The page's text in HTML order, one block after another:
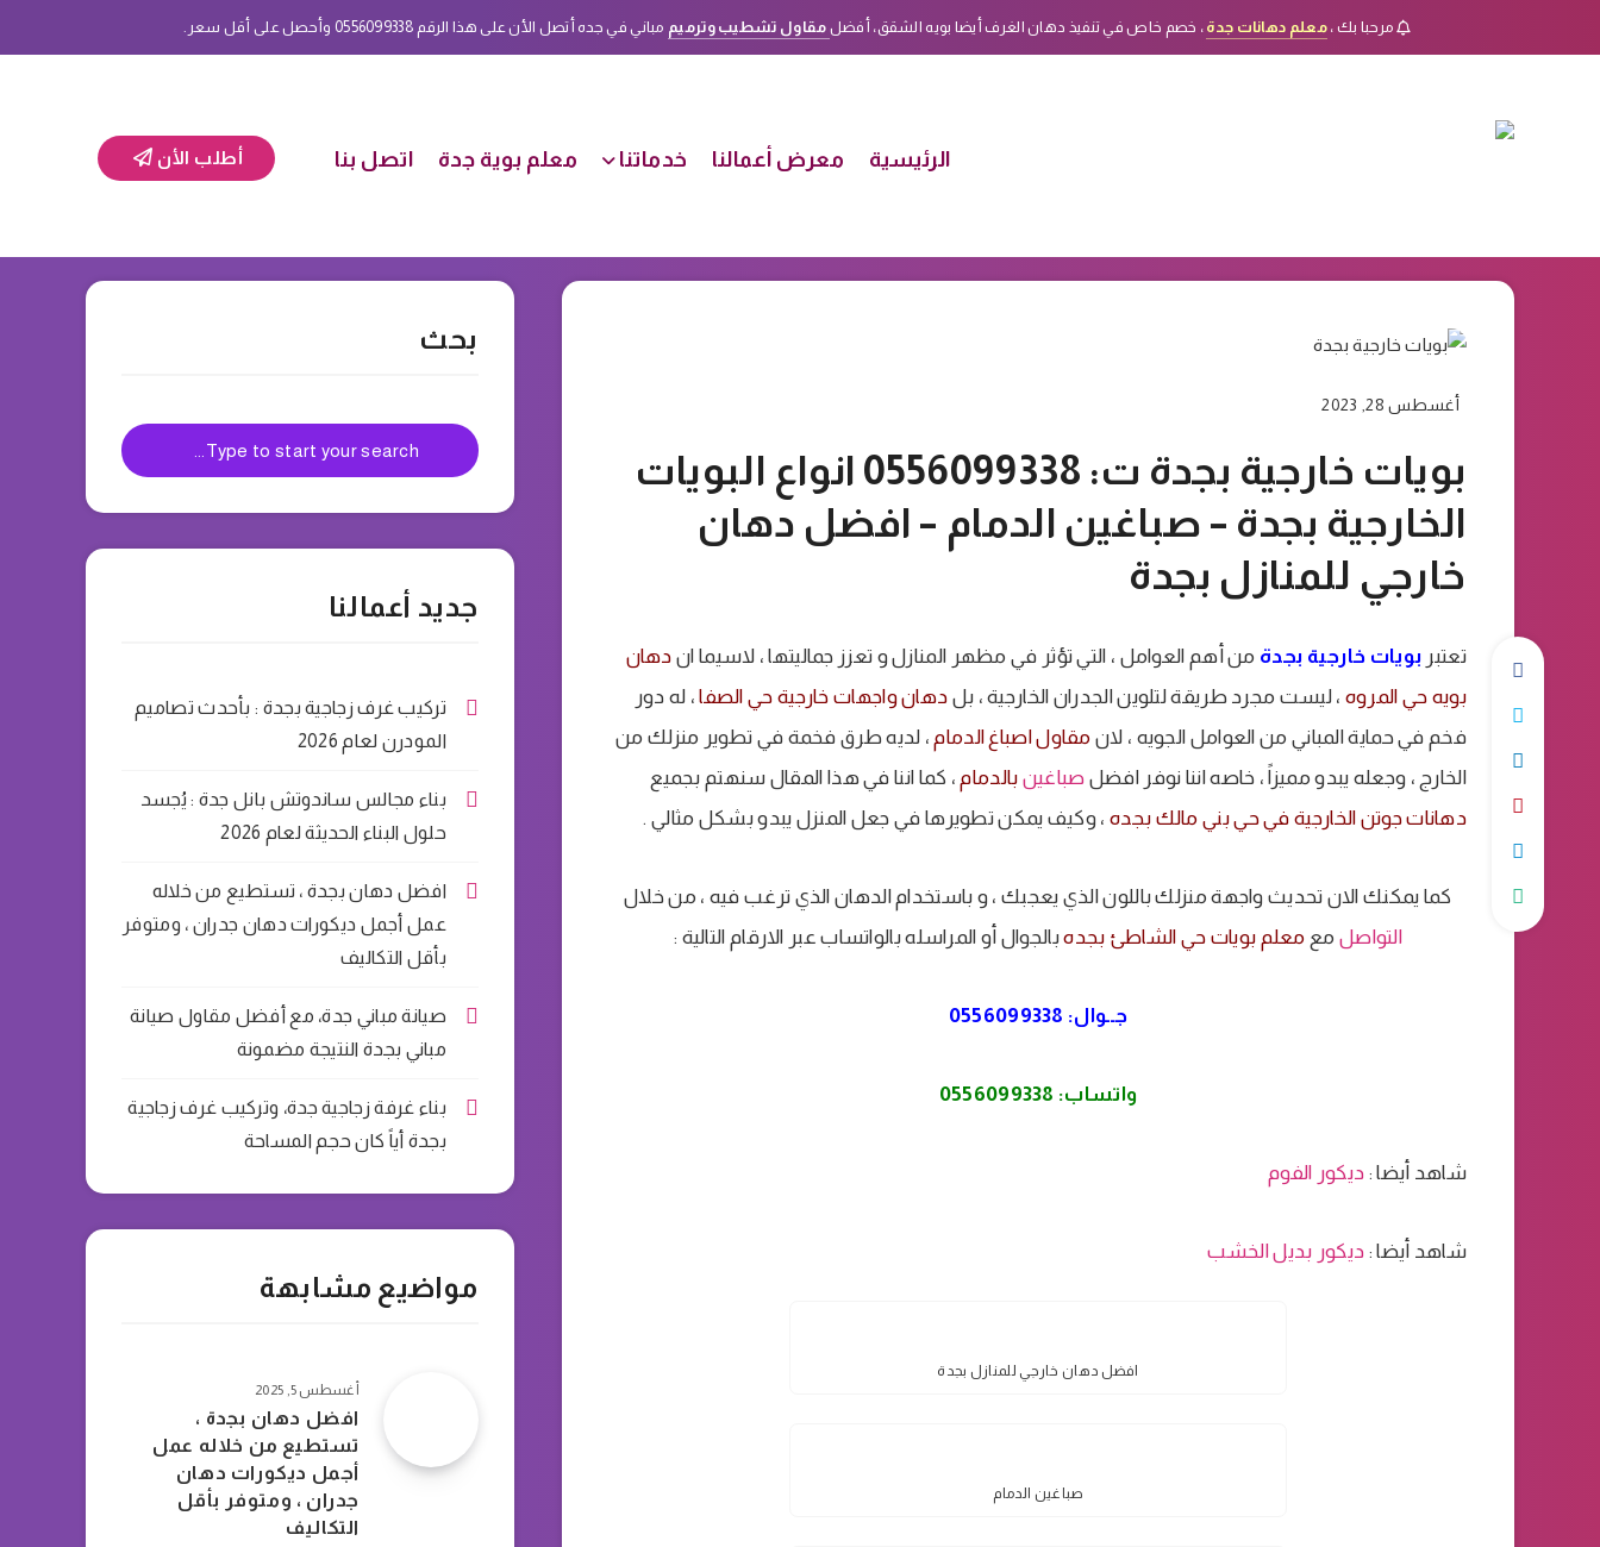
مرحبا بك ،معلم دهانات جدة ، خصم خاص في تنفيذ دهان الغرف أيضا بويه الشقق، أفضل مقاول تشطيب وترميم مباني في جده أتصل الأن على هذا الرقم 0556099338 وأحصل على أقل سعر.
الرئيسية معرض أعمالنا خدماتنا معلم بوية جدة اتصل بنا أطلب الأن
أغسطس 28, 2023
بويات خارجية بجدة ت: 0556099338 انواع البويات
الخارجية بجدة – صباغين الدمام – افضل دهان
خارجي للمنازل بجدة
تعتبر بويات خارجية بجدة من أهم العوامل ، التي تؤثر في مظهر المنازل و تعزز جماليتها ، لاسيما ان دهان
بويه حي المروه ، ليست مجرد طريقة لتلوين الجدران الخارجية ، بل دهان واجهات خارجية حي الصفا، له دور
فخم في حماية المباني من العوامل الجويه ، لانمقاول اصباغ الدمام ، لديه طرق فخمة في تطوير منزلك من
الخارج ، وجعله يبدو مميزاً ، خاصه اننا نوفر افضل صباغين بالدمام ، كما اننا في هذا المقال سنهتم بجميع
دهانات جوتن الخارجية في حي بني مالك بجده ، وكيف يمكن تطويرها في جعل المنزل يبدو بشكل مثالي .
كما يمكنك الان تحديث واجهة منزلك باللون الذي يعجبك ، و باستخدام الدهان الذي ترغب فيه ، من خلال
التواصل مع معلم بويات حي الشاطئ بجدهبالجوال أو المراسله بالواتساب عبر الارقام التالية :
جــوال: 0556099338
واتساب: 0556099338
شاهد أيضا : ديكور الفوم
شاهد أيضا : ديكور بديل الخشب
افضل دهان خارجي للمنازل بجدة
صباغين الدمام
بحث
جديد أعمالنا
تركيب غرف زجاجية بجدة : بأحدث تصاميم
المودرن لعام 2026
بناء مجالس ساندوتش بانل جدة : يُجسد
حلول البناء الحديثة لعام 2026
افضل دهان بجدة ، تستطيع من خلاله
عمل أجمل ديكورات دهان جدران ، ومتوفر
بأقل التكاليف
صيانة مباني جدة، مع أفضل مقاول صيانة
مباني بجدة النتيجة مضمونة
بناء غرفة زجاجية جدة، وتركيب غرف زجاجية
بجدة أياً كان حجم المساحة
مواضيع مشابهة
أغسطس 5, 2025
افضل دهان بجدة ،
تستطيع من خلاله عمل
أجمل ديكورات دهان
جدران ، ومتوفر بأقل
التكاليف